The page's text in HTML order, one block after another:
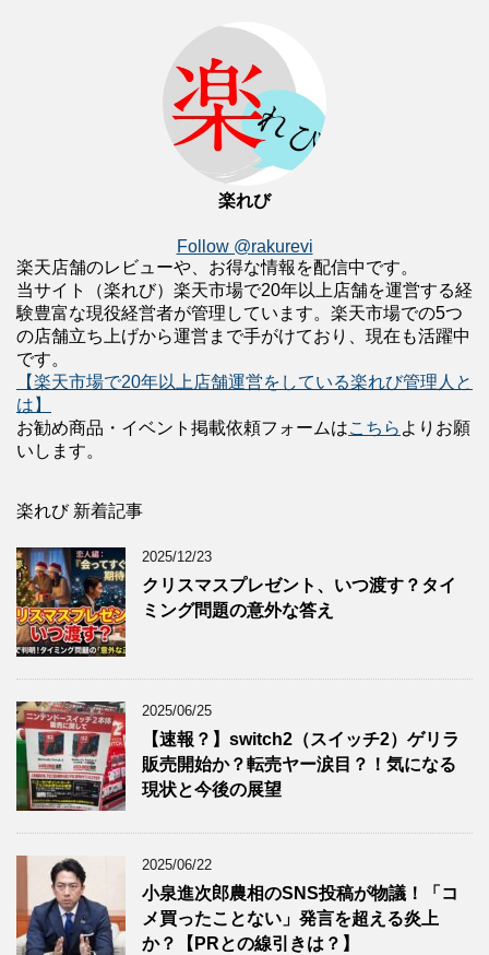
楽れび
Follow @rakurevi
楽天店舗のレビューや、お得な情報を配信中です。
当サイト（楽れび）楽天市場で20年以上店舗を運営する経
験豊富な現役経営者が管理しています。楽天市場での5つ
の店舗立ち上げから運営まで手がけており、現在も活躍中
です。
【楽天市場で20年以上店舗運営をしている楽れび管理人と
は】
お勧め商品・イベント掲載依頼フォームはこちら よりお願
いします。
楽れび 新着記事
2025/12/23
クリスマスプレゼント、いつ渡す？タイ
ミング問題の意外な答え
2025/06/25
【速報？】switch2（スイッチ2）ゲリラ
販売開始か？転売ヤー涙目？！気になる
現状と今後の展望
2025/06/22
小泉進次郎農相のSNS投稿が物議！「コ
メ買ったことない」発言を超える炎上
か？【PRとの線引きは？】